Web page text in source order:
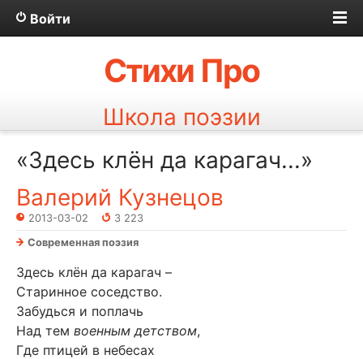
Войти
Стихи Про
Школа поэзии
«Здесь клён да карагач...»
Валерий Кузнецов
2013-03-02
3 223
Современная поэзия
Здесь клён да карагач –
Старинное соседство.
Забудься и поплачь
Над тем военным детством,
Где птицей в небесах